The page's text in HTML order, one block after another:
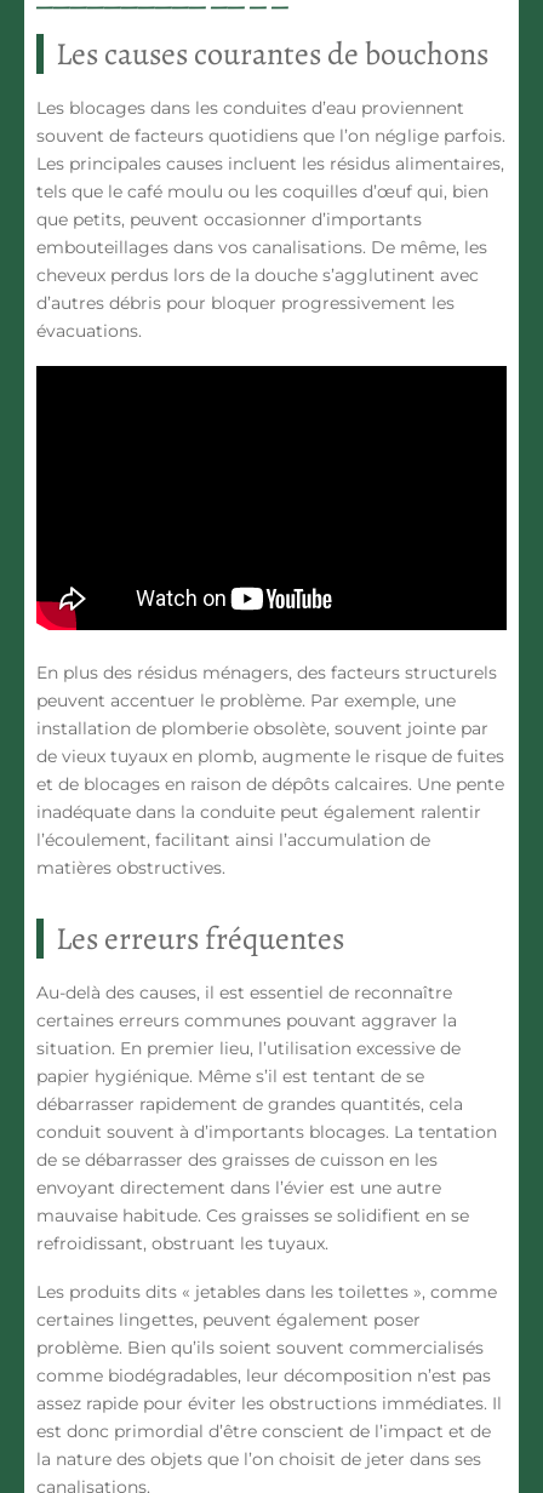
Les causes courantes de bouchons
Les blocages dans les conduites d’eau proviennent
souvent de facteurs quotidiens que l’on néglige parfois.
Les principales causes incluent les résidus alimentaires,
tels que le café moulu ou les coquilles d’œuf qui, bien
que petits, peuvent occasionner d’importants
embouteillages dans vos canalisations. De même, les
cheveux perdus lors de la douche s’agglutinent avec
d’autres débris pour bloquer progressivement les
évacuations.
En plus des résidus ménagers, des facteurs structurels
peuvent accentuer le problème. Par exemple, une
installation de plomberie obsolète, souvent jointe par
de vieux tuyaux en plomb, augmente le risque de fuites
et de blocages en raison de dépôts calcaires. Une pente
inadéquate dans la conduite peut également ralentir
l’écoulement, facilitant ainsi l’accumulation de
matières obstructives.
Les erreurs fréquentes
Au-delà des causes, il est essentiel de reconnaître
certaines erreurs communes pouvant aggraver la
situation. En premier lieu, l’utilisation excessive de
papier hygiénique. Même s’il est tentant de se
débarrasser rapidement de grandes quantités, cela
conduit souvent à d’importants blocages. La tentation
de se débarrasser des graisses de cuisson en les
envoyant directement dans l’évier est une autre
mauvaise habitude. Ces graisses se solidifient en se
refroidissant, obstruant les tuyaux.
Les produits dits « jetables dans les toilettes », comme
certaines lingettes, peuvent également poser
problème. Bien qu’ils soient souvent commercialisés
comme biodégradables, leur décomposition n’est pas
assez rapide pour éviter les obstructions immédiates. Il
est donc primordial d’être conscient de l’impact et de
la nature des objets que l’on choisit de jeter dans ses
canalisations.